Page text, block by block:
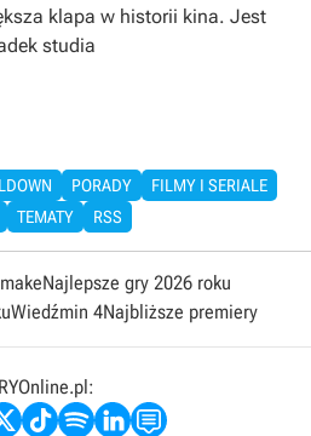
klapa w historii kina. Jest
studia
PORADY
FILMY I SERIALE
TEMATY RSS
Najlepsze gry 2026 roku
Wiedźmin 4Najbliższe premiery